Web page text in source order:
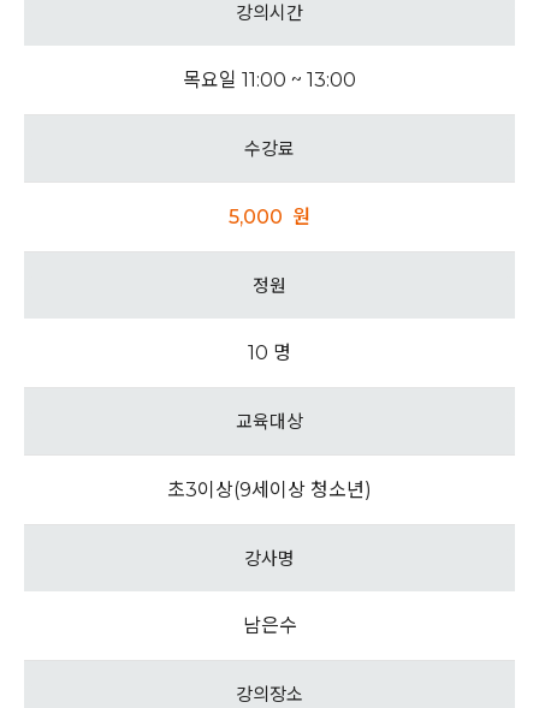
강의시간
목요일 11:00 ~ 13:00
수강료
5,000 원
정원
10 명
교육대상
초3이상(9세이상 청소년)
강사명
남은수
강의장소